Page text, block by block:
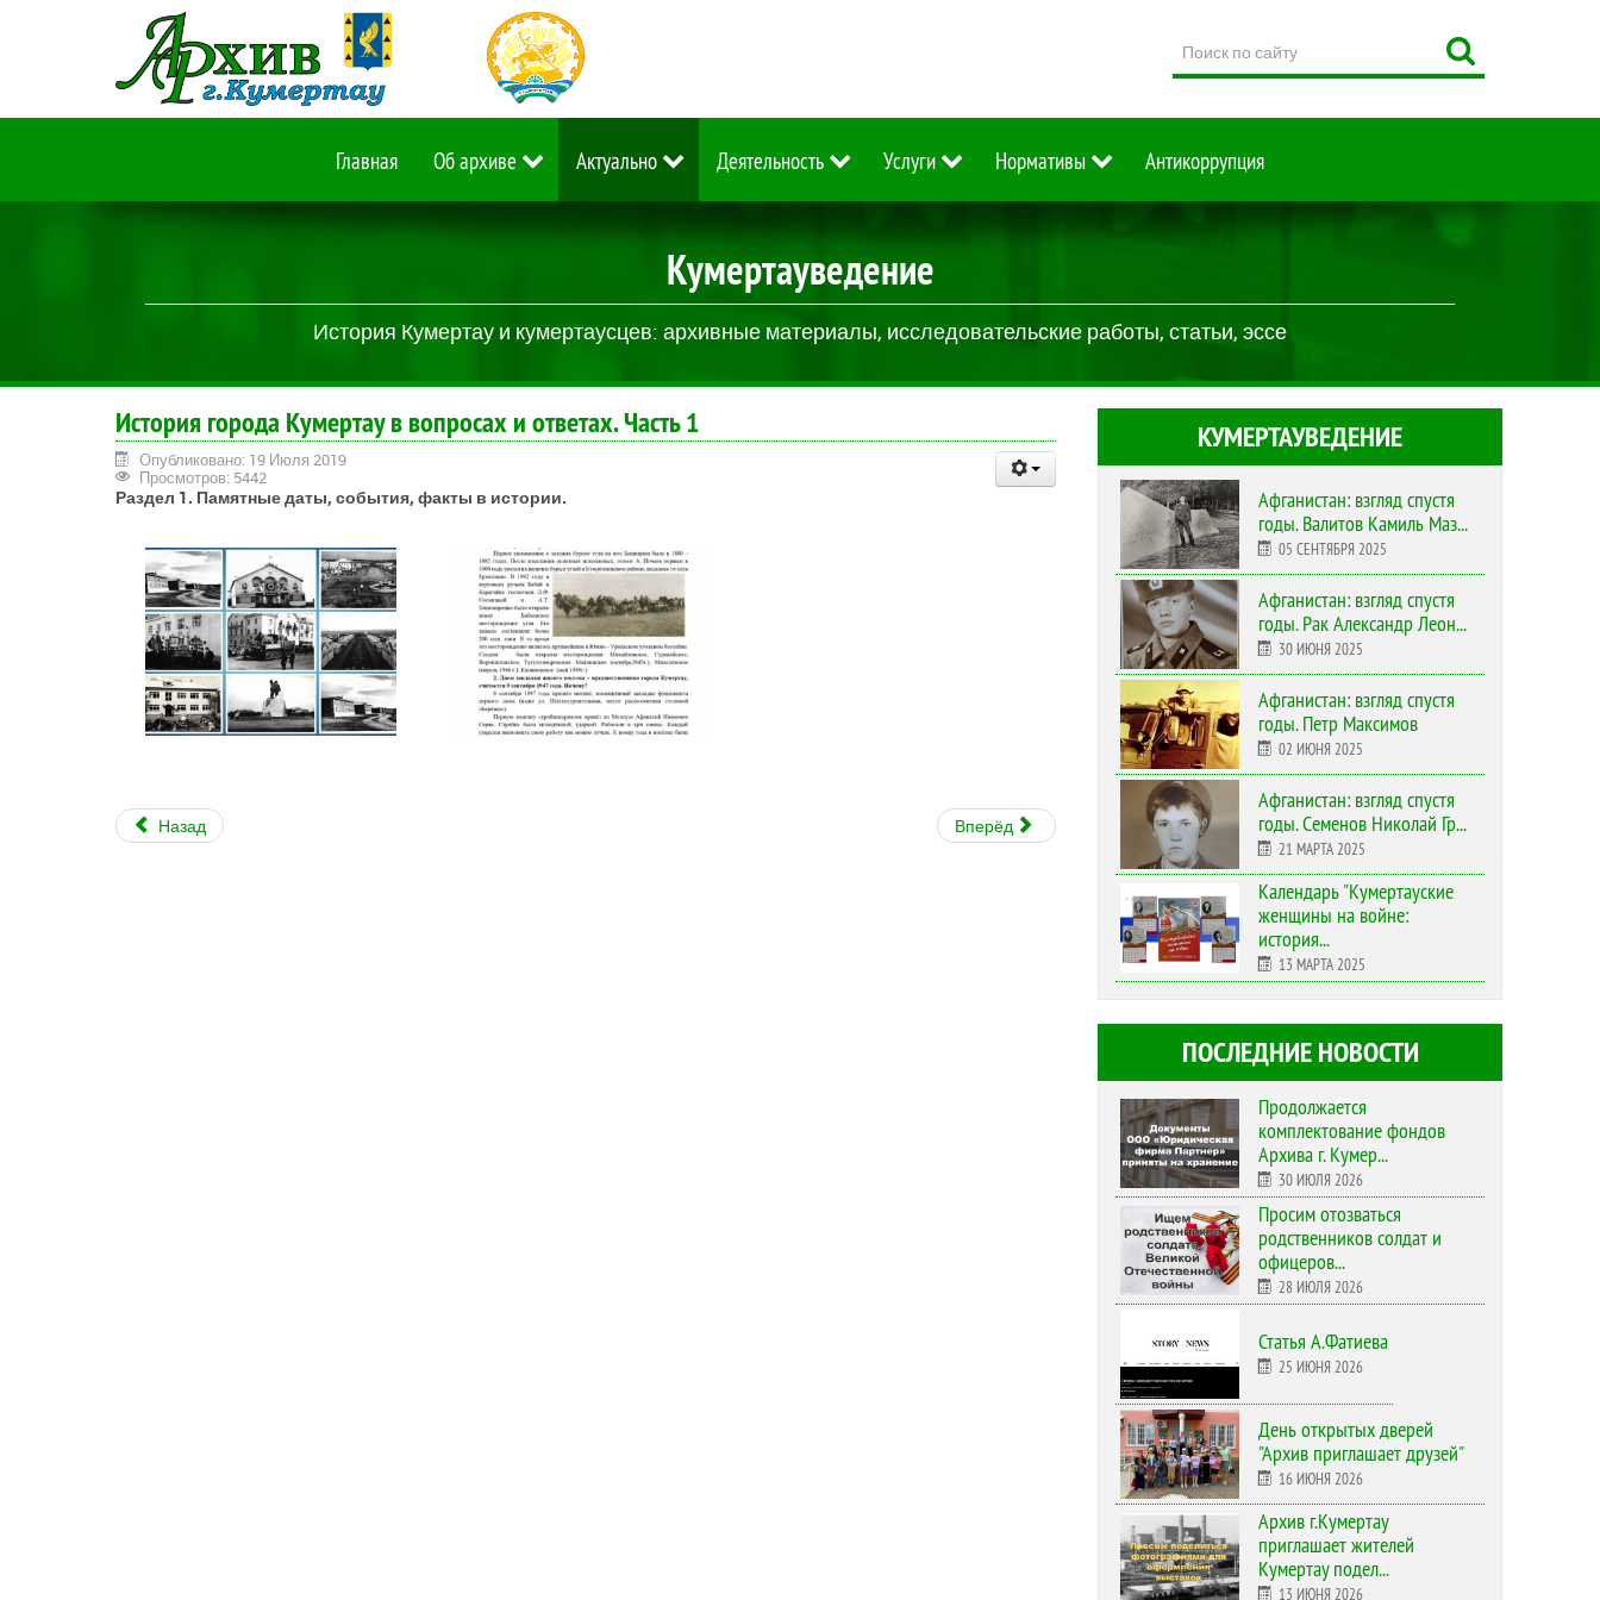
по
сайту
Главная Об архиве Актуально Деятельность Услуги Нормативы Антикоррупция
Кумертауведение
История Кумертау и кумертаусцев: архивные материалы, исследовательские работы, статьи, эссе
История города Кумертау в вопросах и ответах. Часть 1
Опубликовано: 19 Июля 2019
Просмотров: 5442
Раздел 1. Памятные даты, события, факты в истории.
Назад Вперёд
КУМЕРТАУВЕДЕНИЕ
Афганистан: взгляд спустя
годы. Валитов Камиль Маз...
05 СЕНТЯБРЯ 2025
Афганистан: взгляд спустя
годы. Рак Александр Леон...
30 ИЮНЯ 2025
Афганистан: взгляд спустя
годы. Петр Максимов
02 ИЮНЯ 2025
Афганистан: взгляд спустя
годы. Семенов Николай Гр...
21 МАРТА 2025
Календарь "Кумертауские
женщины на войне:
история...
13 МАРТА 2025
ПОСЛЕДНИЕ НОВОСТИ
Продолжается
комплектование фондов
Архива г. Кумер...
30 ИЮЛЯ 2026
Просим отозваться
родственников солдат и
офицеров...
28 ИЮЛЯ 2026
Статья А.Фатиева
25 ИЮНЯ 2026
День открытых дверей
"Архив приглашает друзей"
16 ИЮНЯ 2026
Архив г.Кумертау
приглашает жителей
Кумертау подел...
13 ИЮНЯ 2026